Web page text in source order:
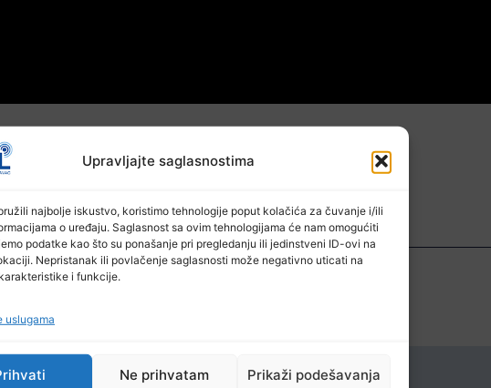
Upravljajte saglasnostima
najbolje iskustvo, koristimo tehnologije poput kolačića za čuvanje i/ili
o uređaju. Saglasnost sa ovim tehnologijama će nam omogućiti
podatke kao što su ponašanje pri pregledanju ili jedinstveni ID-ovi na
Nepristanak ili povlačenje saglasnosti može negativno uticati na
i funkcije.
uslugama
Ne prihvatam Prikaži podešavanja
Ostale novosti